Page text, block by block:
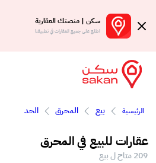
سكن | منصتك العقارية
اطلع على جميع العقارات في تطبيقنا
بالعمولة
الرئيسية بيع المحرق الحد
عقارات للبيع في المحرق
209 متاح ل بيع